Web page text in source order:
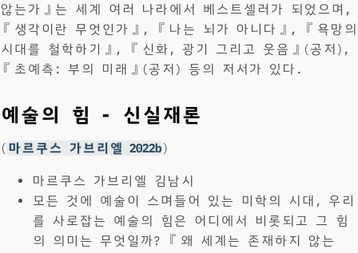
않는가』는 세계 여러 나라에서 베스트셀러가 되었으며,
『생각이란 무엇인가』, 『나는 뇌가 아니다』, 『욕망의
시대를 철학하기』, 『신화, 광기 그리고 웃음』(공저),
『초예측: 부의 미래』(공저) 등의 저서가 있다.
예술의 힘 - 신실재론
( 마르쿠스 가브리엘 2022b)
마르쿠스 가브리엘 김남시
모든 것에 예술이 스며들어 있는 미학의 시대, 우리
를 사로잡는 예술의 힘은 어디에서 비롯되고 그 힘
의 의미는 무엇일까? 『왜 세계는 존재하지 않는